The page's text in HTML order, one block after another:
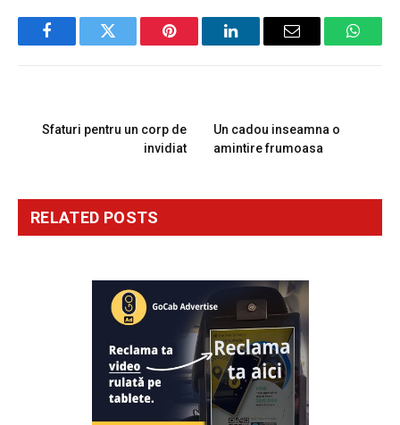
FacebookTwitter Pinterest LinkedInEmail
Sfaturi pentru un corp de
invidiat
Un cadou inseamna o
amintire frumoasa
RELATED POSTS